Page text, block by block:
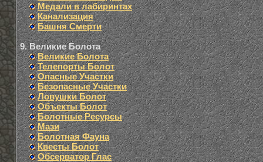
Медали в лабиринтах
Канализация
Башня Смерти
9. Великие Болота
Великие Болота
Телепорты Болот
Опасные Участки
Безопасные Участки
Ловушки Болот
Объекты Болот
Болотные Ресурсы
Мази
Болотная Фауна
Квесты Болот
Обсерватор Глас